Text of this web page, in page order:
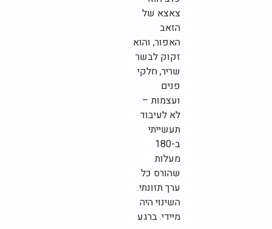
צאצא של
הזאב
האפור, והוא
זקוק לבשר
שריר, חלקי
פנים
ועצמות –
לא לעיבוד
תעשייתי
ב-180
מעלות
שהורס כל
ערך תזונתי.
השינוי היה
מיידי. ברגע